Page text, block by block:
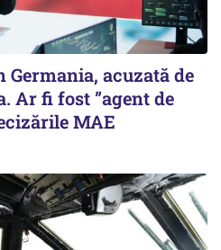
Germania, acuzată de
Ar fi fost ”agent de
MAE